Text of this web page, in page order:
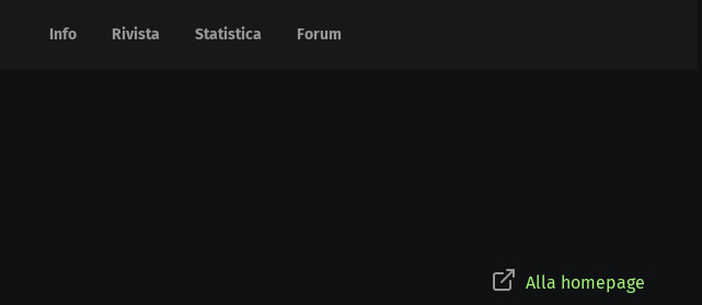
Info Rivista Statistica Forum
Info Rivista Statistica Forum
Alla homepage